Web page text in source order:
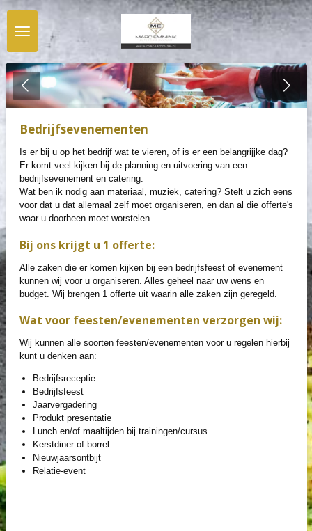
Ga
direct
naar
de
hoofdinhoud
Bedrijfsevenementen
Is er bij u op het bedrijf wat te vieren, of is er een belangrijjke dag?
Er komt veel kijken bij de planning en uitvoering van een
bedrijfsevenement en catering.
Wat ben ik nodig aan materiaal, muziek, catering? Stelt u zich eens
voor dat u dat allemaal zelf moet organiseren, en dan al die offerte's
waar u doorheen moet worstelen.
Bij ons krijgt u 1 offerte:
Alle zaken die er komen kijken bij een bedrijfsfeest of evenement
kunnen wij voor u organiseren. Alles geheel naar uw wens en
budget. Wij brengen 1 offerte uit waarin alle zaken zijn geregeld.
Wat voor feesten/evenementen verzorgen wij:
Wij kunnen alle soorten feesten/evenementen voor u regelen hierbij
kunt u denken aan:
Bedrijfsreceptie
Bedrijfsfeest
Jaarvergadering
Produkt presentatie
Lunch en/of maaltijden bij trainingen/cursus
Kerstdiner of borrel
Nieuwjaarsontbijt
Relatie-event